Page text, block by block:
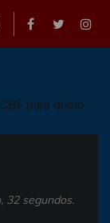
32 segundos.